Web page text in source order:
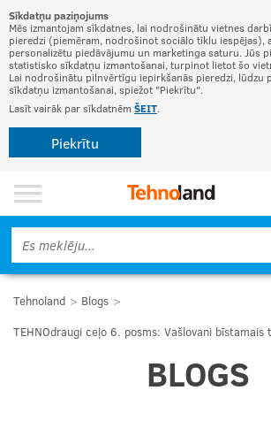
Sīkdatņu paziņojums
Mēs izmantojam sīkdatnes, lai nodrošinātu vietnes
pieredzi (piemēram, nodrošinot sociālo tīklu iespējas),
personalizētu piedāvājumu un marketinga saturu. Jūs
statistisko sīkdatņu izmantošanai, turpinot lietot šo
Lai nodrošinātu pilnvērtīgu iepirkšanās pieredzi, lūdzu
sīkdatņu izmantošanai, spiežot "Piekrītu".
Lasīt vairāk par sīkdatnēm ŠEIT.
Piekrītu
Tehnoland
Blogs
TEHNOdraugi ceļo 6. posms: Vašlovani bīstamais
BLOGS